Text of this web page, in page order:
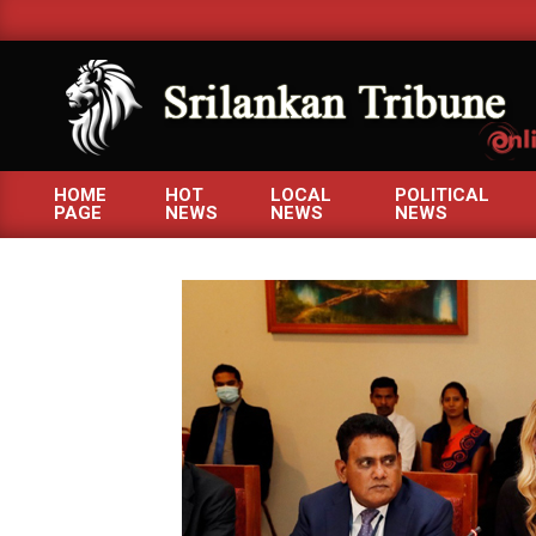
to
HOME
PAGE
HOT
NEWS
LOCAL
NEWS
POLITICAL
NEWS